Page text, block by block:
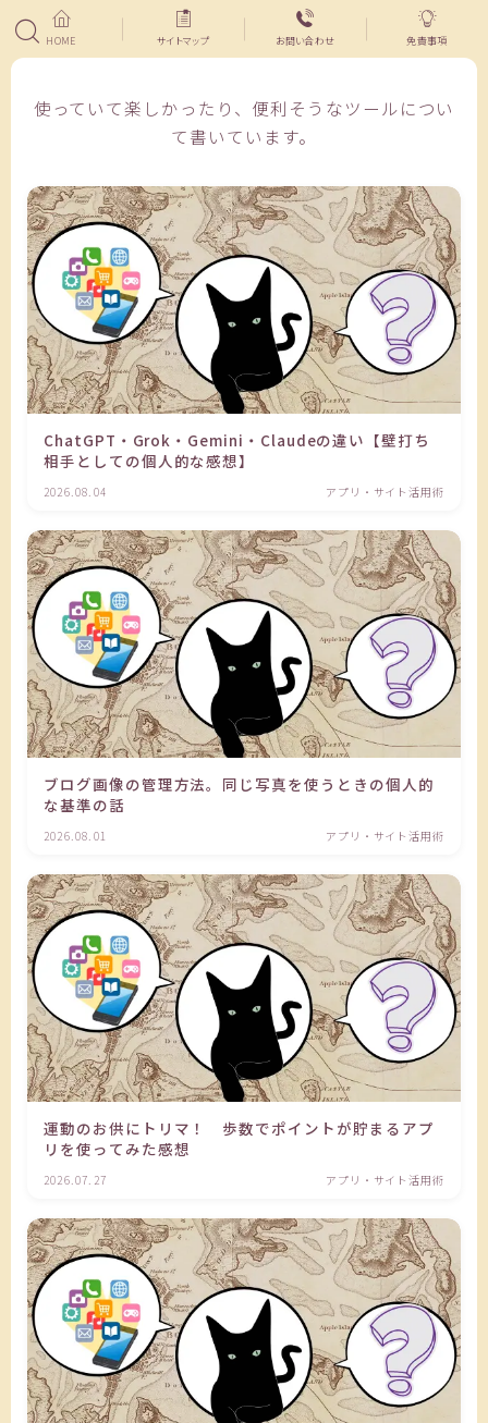
HOME サイトマップ お問い合わせ 免責事項
使っていて楽しかったり、便利そうなツールについ
て書いています。
ChatGPT・Grok・Gemini・Claudeの違い【壁打ち
相手としての個人的な感想】
2026.08.04 アプリ・サイト活用術
ブログ画像の管理方法。同じ写真を使うときの個人的
な基準の話
2026.08.01 アプリ・サイト活用術
運動のお供にトリマ！ 歩数でポイントが貯まるアプ
リを使ってみた感想
2026.07.27 アプリ・サイト活用術